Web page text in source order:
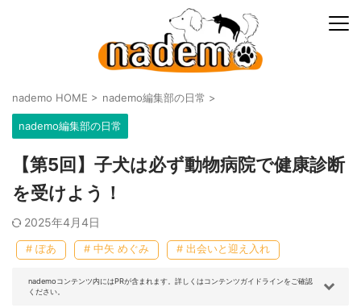
nademo HOME > nademo編集部の日常 >
nademo編集部の日常
【第5回】子犬は必ず動物病院で健康診断
を受けよう！
2025年4月4日
# ぽあ # 中矢 めぐみ # 出会いと迎え入れ
nademoコンテンツ内にはPRが含まれます。詳しくはコンテンツガイドラインをご確認
ください。